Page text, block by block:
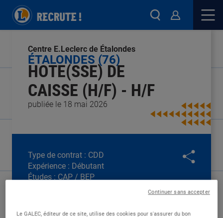
publiée le 18 mai 2026
HOTE(SSE) DE
CAISSE (H/F) - H/F
ÉTALONDES (76)
Centre E.Leclerc de Étalondes
Type de contrat : CDD
Expérience : Débutant
Études : CAP / BEP
Le GALEC, éditeur de ce site, utilise des cookies pour s'assurer du bon
Continuer sans accepter